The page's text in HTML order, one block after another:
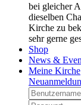
bei gleicher
dieselben
Kirche zu
sehr gerne
Shop
News &
Meine Kirche